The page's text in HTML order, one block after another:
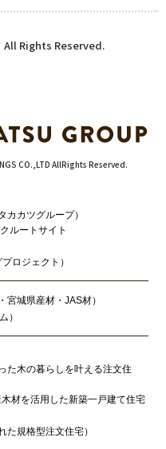
All Rights Reserved.
CO.,LTD AllRights Reserved.
カカツグループ）
ルートサイト
ロジェクト）
宮城県産材・JAS材）
）
た木の暮らしを叶える注文住
材を活用した新築一戸建て住宅
た規格型注文住宅）